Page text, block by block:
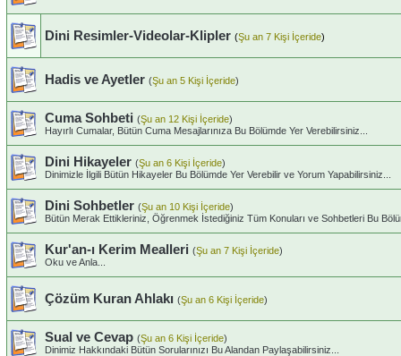
Dini Resimler-Videolar-Klipler (Şu an 7 Kişi İçeride)
Hadis ve Ayetler (Şu an 5 Kişi İçeride)
Cuma Sohbeti (Şu an 12 Kişi İçeride)
Hayırlı Cumalar, Bütün Cuma Mesajlarınıza Bu Bölümde Yer Verebilirsiniz...
Dini Hikayeler (Şu an 6 Kişi İçeride)
Dinimizle İlgili Bütün Hikayeler Bu Bölümde Yer Verebilir ve Yorum Yapabilirsiniz...
Dini Sohbetler (Şu an 10 Kişi İçeride)
Bütün Merak Ettikleriniz, Öğrenmek İstediğiniz Tüm Konuları ve Sohbetleri Bu
Kur'an-ı Kerim Mealleri (Şu an 7 Kişi İçeride)
Oku ve Anla...
Çözüm Kuran Ahlakı (Şu an 6 Kişi İçeride)
Sual ve Cevap (Şu an 6 Kişi İçeride)
Dinimiz Hakkındaki Bütün Sorularınızı Bu Alandan Paylaşabilirsiniz...